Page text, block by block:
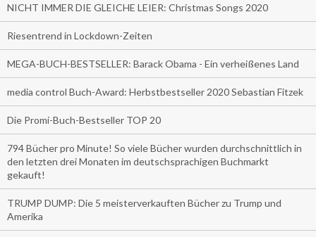
NICHT IMMER DIE GLEICHE LEIER: Christmas Songs 2020
Riesentrend in Lockdown-Zeiten
MEGA-BUCH-BESTSELLER: Barack Obama - Ein verheißenes Land
media control Buch-Award: Herbstbestseller 2020 Sebastian Fitzek
Die Promi-Buch-Bestseller TOP 20
794 Bücher pro Minute! So viele Bücher wurden durchschnittlich in
den letzten drei Monaten im deutschsprachigen Buchmarkt
gekauft!
TRUMP DUMP: Die 5 meisterverkauften Bücher zu Trump und
Amerika